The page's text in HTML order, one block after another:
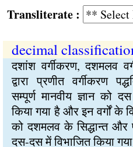
:
decimal
दशांश वर्गीकरण, दशमलव
द्वारा प्रणीत वर्गीकरण
सम्पूर्ण मानवीय ज्ञान को
किया गया है और इन वर्गों के
को दशमलव के सिद्धान्त
दस-दस में विभाजित किया